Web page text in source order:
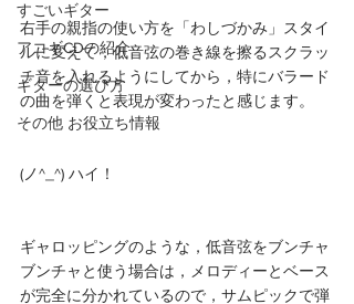
すごいギター
アコギCDの紹介
ギターの選び方
その他 お役立ち情報
右手の親指の使い方を「わしづかみ」スタイ
ルに変えて，低音弦の巻き線を擦るスクラッ
チ音を入れるようにしてから，特にバラード
の曲を弾くと表現が変わったと感じます。
(ノ^_^) ハイ！
ギャロッピングのような，低音弦をブンチャ
ブンチャと使う場合は，メロディーとベース
が完全に分かれているので，サムピックで弾